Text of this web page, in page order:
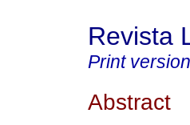
Revista
Print version
Abstract